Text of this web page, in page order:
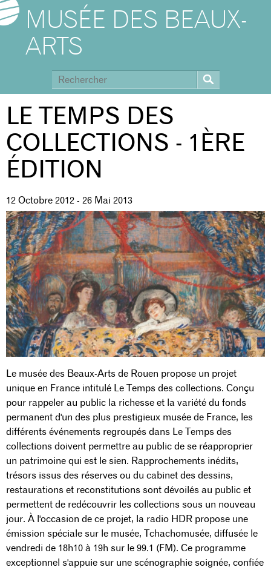
MUSÉE DES BEAUX-
ARTS
LE TEMPS DES
COLLECTIONS - 1ÈRE
ÉDITION
12 Octobre 2012- 26 Mai 2013
Le musée des Beaux-Arts de Rouen propose un projet
unique en France intitulé Le Temps des collections. Conçu
pour rappeler au public la richesse et la variété du fonds
permanent d'un des plus prestigieux musée de France, les
différents événements regroupés dans Le Temps des
collections doivent permettre au public de se réapproprier
un patrimoine qui est le sien. Rapprochements inédits,
trésors issus des réserves ou du cabinet des dessins,
restaurations et reconstitutions sont dévoilés au public et
permettent de redécouvrir les collections sous un nouveau
jour. À l'occasion de ce projet, la radio HDR propose une
émission spéciale sur le musée, Tchachomusée, diffusée le
vendredi de 18h10 à 19h sur le 99.1 (FM). Ce programme
exceptionnel s'appuie sur une scénographie soignée, confiée